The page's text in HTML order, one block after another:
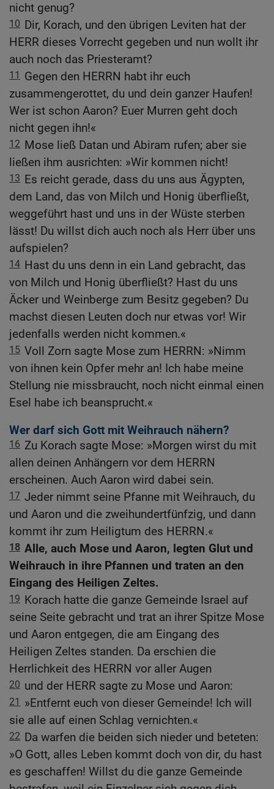
nicht genug?
10 Dir, Korach, und den übrigen Leviten hat der
HERR dieses Vorrecht gegeben und nun wollt ihr
auch noch das Priesteramt?
11
Gegen den HERRN habt ihr euch
zusammengerottet, du und dein ganzer Haufen!
Wer ist schon Aaron? Euer Murren geht doch
nicht gegen ihn!«
12 Mose ließ Datan und Abiram rufen; aber sie
ließen ihm ausrichten: »Wir kommen nicht!
13 Es reicht gerade, dass du uns aus Ägypten,
dem Land, das von Milch und Honig überfließt,
weggeführt hast und uns in der Wüste sterben
lässt! Du willst dich auch noch als Herr über uns
aufspielen?
14 Hast du uns denn in ein Land gebracht, das
von Milch und Honig überfließt? Hast du uns
Äcker und Weinberge zum Besitz gegeben? Du
machst diesen Leuten doch nur etwas vor! Wir
jedenfalls werden nicht kommen.«
15 Voll Zorn sagte Mose zum HERRN: »Nimm
von ihnen kein Opfer mehr an! Ich habe meine
Stellung nie missbraucht, noch nicht einmal einen
Esel habe ich beansprucht.«
Wer darf sich Gott mit Weihrauch nähern?
16 Zu Korach sagte Mose: »Morgen wirst du mit
allen deinen Anhängern vor dem HERRN
erscheinen. Auch Aaron wird dabei sein.
17 Jeder nimmt seine Pfanne mit Weihrauch, du
und Aaron und die zweihundertfünfzig, und dann
kommt ihr zum Heiligtum des HERRN.«
18 Alle, auch Mose und Aaron, legten Glut und
Weihrauch in ihre Pfannen und traten an den
Eingang des Heiligen Zeltes.
19 Korach hatte die ganze Gemeinde Israel auf
seine Seite gebracht und trat an ihrer Spitze Mose
und Aaron entgegen, die am Eingang des
Heiligen Zeltes standen. Da erschien die
Herrlichkeit des HERRN vor aller Augen
20 und der HERR sagte zu Mose und Aaron:
21
»Entfernt euch von dieser Gemeinde! Ich will
sie alle auf einen Schlag vernichten.«
22 Da warfen die beiden sich nieder und beteten:
»O Gott, alles Leben kommt doch von dir, du hast
es geschaffen! Willst du die ganze Gemeinde